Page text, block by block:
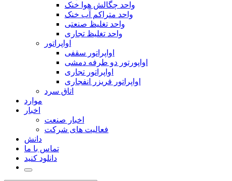
واحد چگالش هوا خنک
واحد متراکم آب خنک
واحد تغلیظ صنعتی
واحد تغلیظ تجاری
اواپراتور
اواپراتور سقفی
اواپورتور دو طرفه دمشی
اواپراتور تجاری
اواپراتور فریزر انفجاری
اتاق سرد
موارد
اخبار
اخبار صنعت
فعالیت های شرکت
دانش
تماس با ما
دانلود کنید